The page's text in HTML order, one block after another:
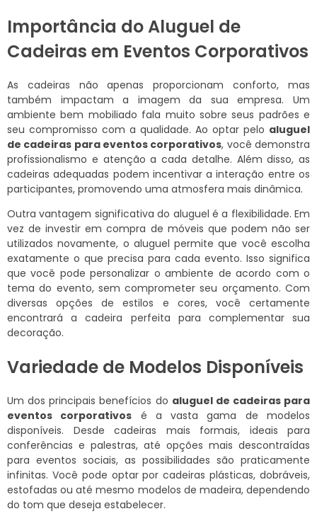
Importância do Aluguel de
Cadeiras em Eventos Corporativos
As cadeiras não apenas proporcionam conforto, mas
também impactam a imagem da sua empresa. Um
ambiente bem mobiliado fala muito sobre seus padrões e
seu compromisso com a qualidade. Ao optar pelo aluguel
de cadeiras para eventos corporativos, você demonstra
profissionalismo e atenção a cada detalhe. Além disso, as
cadeiras adequadas podem incentivar a interação entre os
participantes, promovendo uma atmosfera mais dinâmica.
Outra vantagem significativa do aluguel é a flexibilidade. Em
vez de investir em compra de móveis que podem não ser
utilizados novamente, o aluguel permite que você escolha
exatamente o que precisa para cada evento. Isso significa
que você pode personalizar o ambiente de acordo com o
tema do evento, sem comprometer seu orçamento. Com
diversas opções de estilos e cores, você certamente
encontrará a cadeira perfeita para complementar sua
decoração.
Variedade de Modelos Disponíveis
Um dos principais benefícios do aluguel de cadeiras para
eventos corporativos é a vasta gama de modelos
disponíveis. Desde cadeiras mais formais, ideais para
conferências e palestras, até opções mais descontraídas
para eventos sociais, as possibilidades são praticamente
infinitas. Você pode optar por cadeiras plásticas, dobráveis,
estofadas ou até mesmo modelos de madeira, dependendo
do tom que deseja estabelecer.